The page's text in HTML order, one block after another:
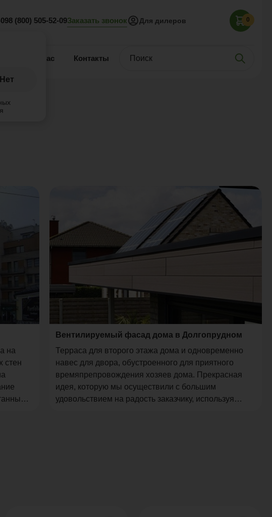
Нет
8 (800) 505-52-09Заказать звонок Для дилеров 0
О нас Контакты
на
стен
Вентилируемый фасад дома в Долгопрудном
Терраса для второго этажа дома и одновременно
навес для двора, обустроенного для приятного
времяпрепровождения хозяев дома. Прекрасная
идея, которую мы осуществили с большим
удовольствием на радость заказчику, используя